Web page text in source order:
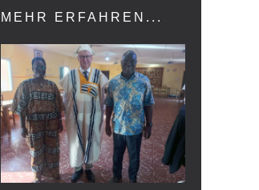
MEHR ERFAHREN...